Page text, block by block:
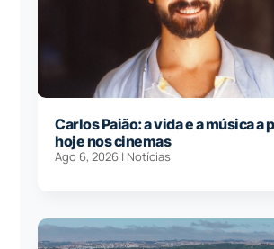
Carlos Paião: a vida e a música a
hoje nos cinemas
Ago 6, 2026 | Notícias